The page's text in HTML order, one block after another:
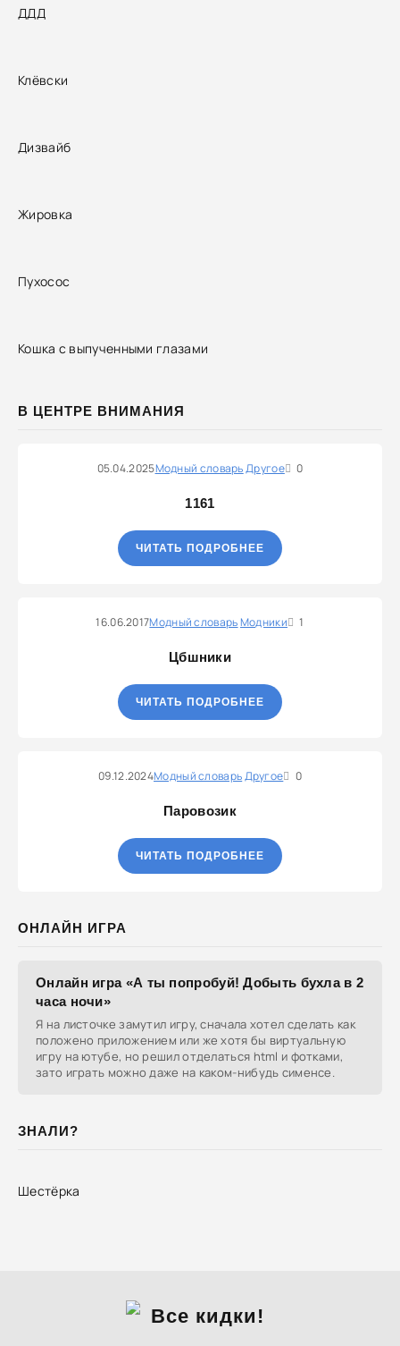
ДДД
Клёвски
Дизвайб
Жировка
Пухосос
Кошка с выпученными глазами
В ЦЕНТРЕ ВНИМАНИЯ
05.04.2025Модный словарьДругое 0
1161
ЧИТАТЬ ПОДРОБНЕЕ
16.06.2017Модный словарьМодники 1
Цбшники
ЧИТАТЬ ПОДРОБНЕЕ
09.12.2024Модный словарьДругое 0
Паровозик
ЧИТАТЬ ПОДРОБНЕЕ
ОНЛАЙН ИГРА
Онлайн игра «А ты попробуй! Добыть бухла в 2
часа ночи»
Я на листочке замутил игру, сначала хотел сделать как
положено приложением или же хотя бы виртуальную
игру на ютубе, но решил отделаться html и фотками,
зато играть можно даже на каком-нибудь сименсе.
ЗНАЛИ?
Шестёрка